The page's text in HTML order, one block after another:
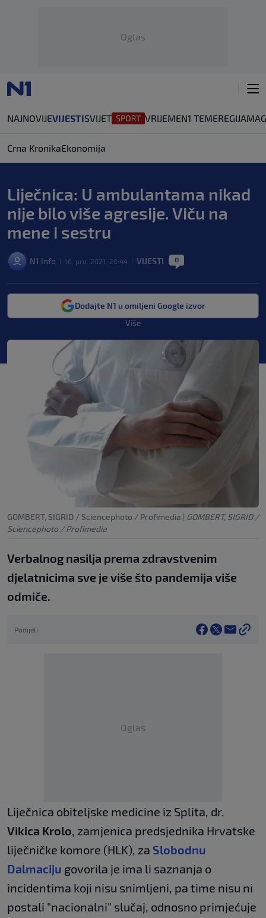
Oglas
NAJNOVIJEVIJESTISVIJET VRIJEMEN1 TEMEREGIJA
Crna KronikaEkonomija
Liječnica: U ambulantama nikad
nije bilo više agresije. Viču na
mene i sestru
N1 Info 16. pro. 2021. 20:44 VIJESTI 0
Dodajte N1 u omiljeni Google izvor
Više
GOMBERT, SIGRID / Sciencephoto / Profimedia | GOMBERT, SIGRID /
Sciencephoto / Profimedia
Verbalnog nasilja prema zdravstvenim
djelatnicima sve je više što pandemija više
odmiče.
Podijeli
Oglas
Liječnica obiteljske medicine iz Splita, dr.
Vikica Krolo, zamjenica predsjednika Hrvatske
liječničke komore (HLK), za Slobodnu
Dalmaciju govorila je ima li saznanja o
incidentima koji nisu snimljeni, pa time nisu ni
postali "nacionalni" slučaj, odnosno primjećuje